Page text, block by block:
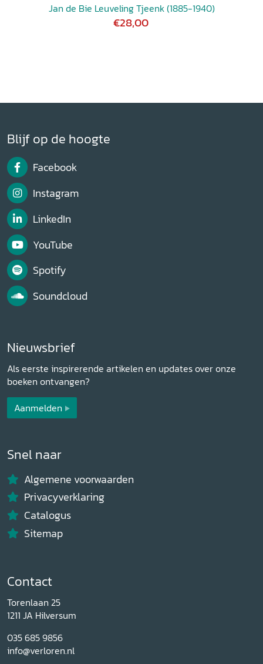
Jan de Bie Leuveling Tjeenk (1885-1940)
€28,00
Blijf op de hoogte
Facebook
Instagram
LinkedIn
YouTube
Spotify
Soundcloud
Nieuwsbrief
Als eerste inspirerende artikelen en updates over onze
boeken ontvangen?
Aanmelden
Snel naar
Algemene voorwaarden
Privacyverklaring
Catalogus
Sitemap
Contact
Torenlaan 25
1211 JA Hilversum
035 685 9856
info@verloren.nl